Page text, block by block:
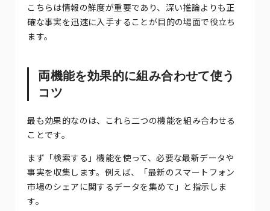
こちらは情報の鮮度が重要であり、深い推論よりも正
確な事実を迅速に入手することが目的の場面で役立ち
ます。
両機能を効果的に組み合わせて使う
コツ
最も効果的なのは、これら二つの機能を組み合わせる
ことです。
まず「検索する」機能を使って、必要な最新データや
事実を収集します。例えば、「最新のスマートフォン
市場のシェアに関するデータを集めて」と指示しま
す。